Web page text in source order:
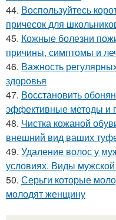
44. Воспользуйтесь
причесок для
45. Кожные болезни
причины, симптомы и
46. Важность
здоровья
47. Восстановить
эффективные методы и
48. Чистка кожаной
внешний вид ваших
49. Удаление волос у
условиях. Виды
50. Серьги которые
молодят женщину